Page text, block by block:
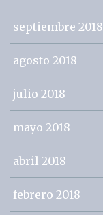
septiembre 2018
agosto 2018
julio 2018
mayo 2018
abril 2018
febrero 2018